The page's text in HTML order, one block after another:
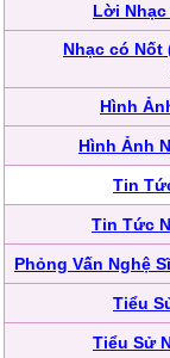
Lời Nhạc
Nhạc có Nốt
Hình
Hình Ảnh
Tin
Tin Tức
Phỏng Vấn Nghệ
Tiểu
Tiểu Sử